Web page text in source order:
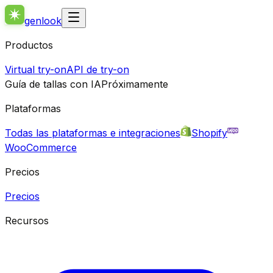
genlook
Productos
Virtual try-onAPI de try-on
Guía de tallas con IAPróximamente
Plataformas
Todas las plataformas e integraciones
Shopify
WooCommerce
Precios
Precios
Recursos